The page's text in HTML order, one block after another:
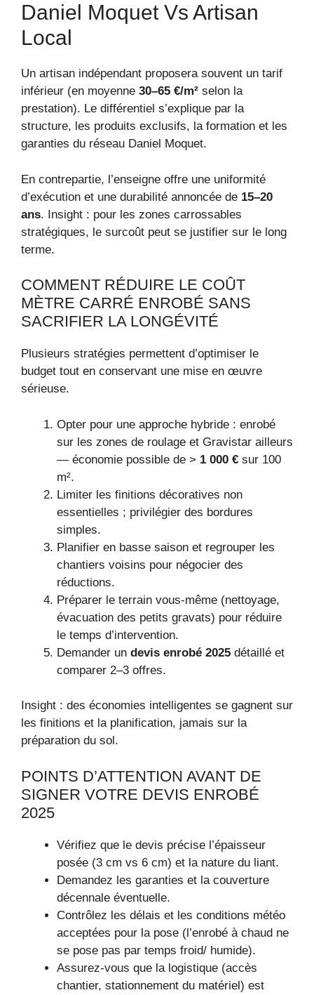
Daniel Moquet Vs Artisan
Local
Un artisan indépendant proposera souvent un tarif
inférieur (en moyenne 30–65 €/m² selon la
prestation). Le différentiel s’explique par la
structure, les produits exclusifs, la formation et les
garanties du réseau Daniel Moquet.
En contrepartie, l’enseigne offre une uniformité
d’exécution et une durabilité annoncée de 15–20
ans. Insight : pour les zones carrossables
stratégiques, le surcoût peut se justifier sur le long
terme.
COMMENT RÉDUIRE LE COÛT
MÈTRE CARRÉ ENROBÉ SANS
SACRIFIER LA LONGÉVITÉ
Plusieurs stratégies permettent d’optimiser le
budget tout en conservant une mise en œuvre
sérieuse.
Opter pour une approche hybride : enrobé
sur les zones de roulage et Gravistar ailleurs
— économie possible de > 1 000 € sur 100
m².
Limiter les finitions décoratives non
essentielles ; privilégier des bordures
simples.
Planifier en basse saison et regrouper les
chantiers voisins pour négocier des
réductions.
Préparer le terrain vous-même (nettoyage,
évacuation des petits gravats) pour réduire
le temps d’intervention.
Demander un devis enrobé 2025 détaillé et
comparer 2–3 offres.
Insight : des économies intelligentes se gagnent sur
les finitions et la planification, jamais sur la
préparation du sol.
POINTS D’ATTENTION AVANT DE
SIGNER VOTRE DEVIS ENROBÉ
2025
Vérifiez que le devis précise l’épaisseur
posée (3 cm vs 6 cm) et la nature du liant.
Demandez les garanties et la couverture
décennale éventuelle.
Contrôlez les délais et les conditions météo
acceptées pour la pose (l’enrobé à chaud ne
se pose pas par temps froid/ humide).
Assurez-vous que la logistique (accès
chantier, stationnement du matériel) est